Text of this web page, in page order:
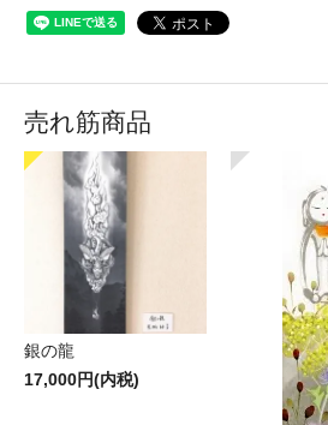
売れ筋商品
銀の龍
17,000円(内税)